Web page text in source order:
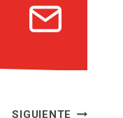
SIGUIENTE